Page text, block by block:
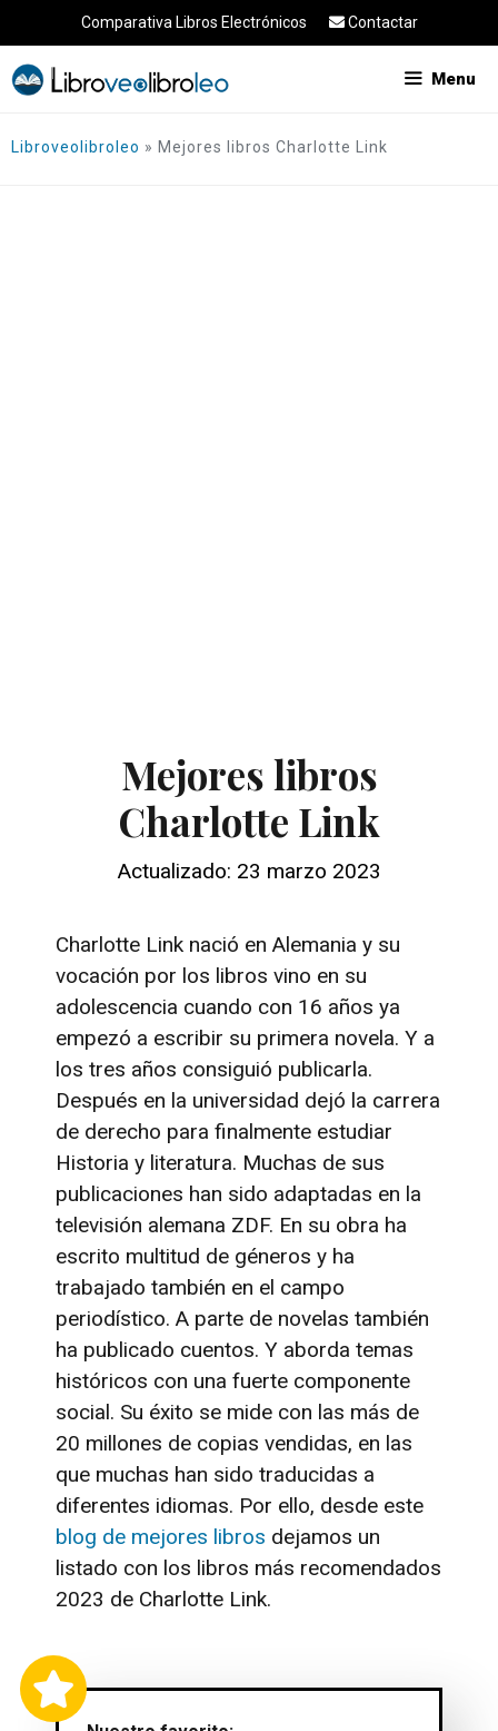
al
contenido
Comparativa Libros Electrónicos Contactar
Menu
Libroveolibroleo » Mejores libros Charlotte Link
Mejores libros
Charlotte Link
Actualizado: 23 marzo 2023
Charlotte Link nació en Alemania y su
vocación por los libros vino en su
adolescencia cuando con 16 años ya
empezó a escribir su primera novela. Y a
los tres años consiguió publicarla.
Después en la universidad dejó la carrera
de derecho para finalmente estudiar
Historia y literatura. Muchas de sus
publicaciones han sido adaptadas en la
televisión alemana ZDF. En su obra ha
escrito multitud de géneros y ha
trabajado también en el campo
periodístico. A parte de novelas también
ha publicado cuentos. Y aborda temas
históricos con una fuerte componente
social. Su éxito se mide con las más de
20 millones de copias vendidas, en las
que muchas han sido traducidas a
diferentes idiomas. Por ello, desde este
blog de mejores libros dejamos un
listado con los libros más recomendados
2023 de Charlotte Link.